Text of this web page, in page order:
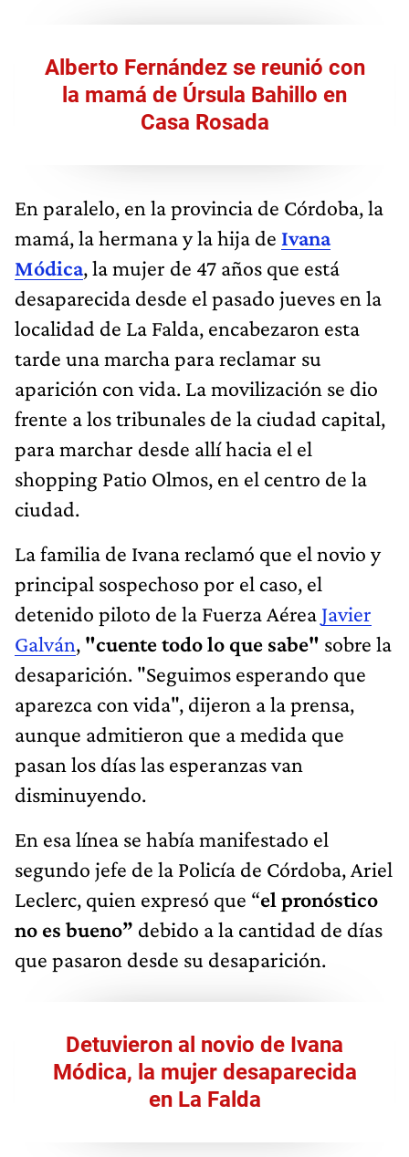
Alberto Fernández se reunió con
la mamá de Úrsula Bahillo en
Casa Rosada
En paralelo, en la provincia de Córdoba, la
mamá, la hermana y la hija de Ivana
Módica, la mujer de 47 años que está
desaparecida desde el pasado jueves en la
localidad de La Falda, encabezaron esta
tarde una marcha para reclamar su
aparición con vida. La movilización se dio
frente a los tribunales de la ciudad capital,
para marchar desde allí hacia el el
shopping Patio Olmos, en el centro de la
ciudad.
La familia de Ivana reclamó que el novio y
principal sospechoso por el caso, el
detenido piloto de la Fuerza Aérea Javier
Galván, "cuente todo lo que sabe" sobre la
desaparición. "Seguimos esperando que
aparezca con vida", dijeron a la prensa,
aunque admitieron que a medida que
pasan los días las esperanzas van
disminuyendo.
En esa línea se había manifestado el
segundo jefe de la Policía de Córdoba, Ariel
Leclerc, quien expresó que “el pronóstico
no es bueno” debido a la cantidad de días
que pasaron desde su desaparición.
Detuvieron al novio de Ivana
Módica, la mujer desaparecida
en La Falda